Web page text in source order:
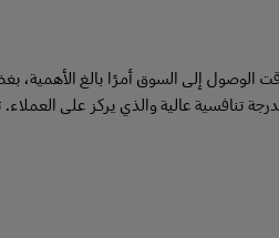
الوصول إلى السوق أمرًا بالغ
تنافسية عالية والذي يركز على العملاء.